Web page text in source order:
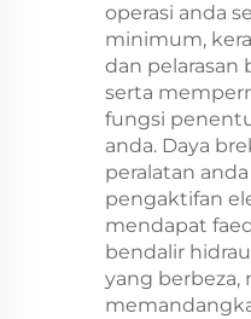
operasi anda
minimum,
dan pelarasan
serta
fungsi
anda. Daya
peralatan
pengaktifan
mendapat
bendalir
yang berbeza,